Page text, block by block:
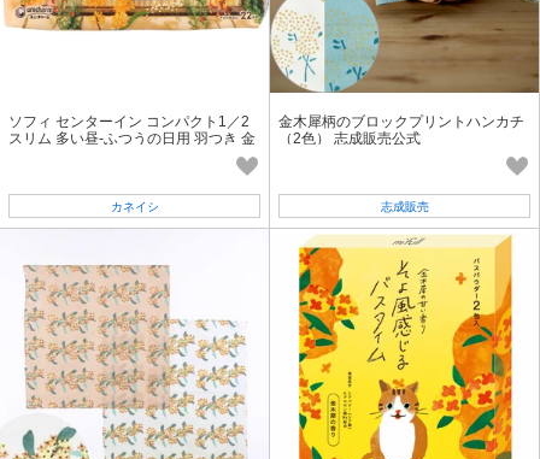
ソフィ センターイン コンパクト1／2
スリム 多い昼-ふつうの日用 羽つき 金
カネイシ
金木犀柄のブロックプリントハンカチ
（2色） 志成販売公式
志成販売